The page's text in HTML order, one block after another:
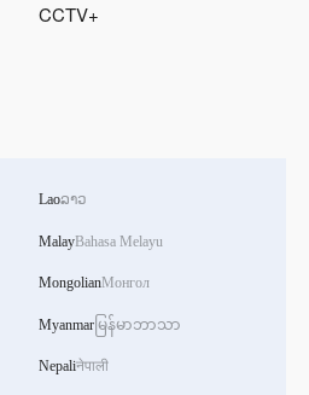
CCTV+
Laoລາວ
MalayBahasa Melayu
MongolianМонгол
Myanmar မြန်မာဘာသာ
Nepaliनेपाली